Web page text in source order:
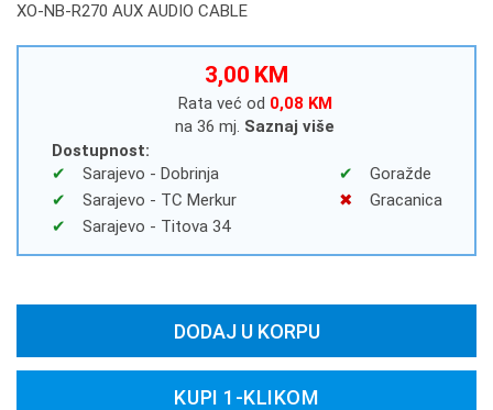
XO-NB-R270 AUX AUDIO CABLE
3,00 KM
Rata već od 0,08 KM
na 36 mj. Saznaj više
Dostupnost:
Sarajevo - Dobrinja
Sarajevo - TC Merkur
Sarajevo - Titova 34
Goražde
Gracanica
DODAJ U KORPU
KUPI 1-KLIKOM